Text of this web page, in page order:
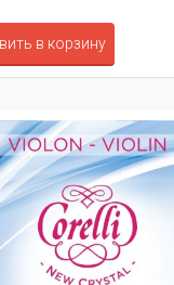
в корзину